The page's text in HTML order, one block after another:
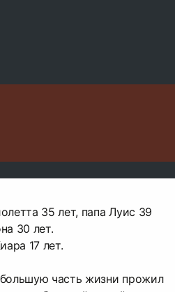
35 лет, папа Луис 39
30 лет.
17 лет.
часть жизни прожил